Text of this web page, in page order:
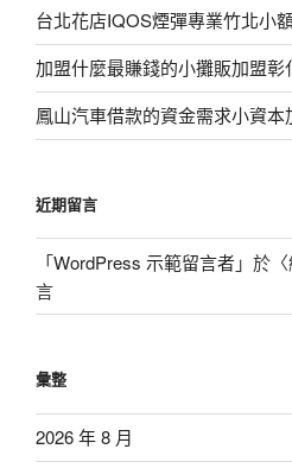
台北花店IQOS煙彈專業竹北小
加盟什麼最賺錢的小攤販加盟
鳳山汽車借款的資金需求小資
近期留言
「WordPress 示範留言者」於〈
言
彙整
2026 年 8 月